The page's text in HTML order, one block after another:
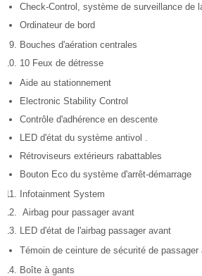
Check-Control, système de surveillance de
Ordinateur de bord
Bouches d'aération centrales
10 Feux de détresse
Aide au stationnement
Electronic Stability Control
Contrôle d'adhérence en descente
LED d'état du système antivol .
Rétroviseurs extérieurs rabattables
Bouton Eco du système d'arrêt-démarrage
Infotainment System
Airbag pour passager avant
LED d'état de l'airbag passager avant
Témoin de ceinture de sécurité de passager
Boîte à gants